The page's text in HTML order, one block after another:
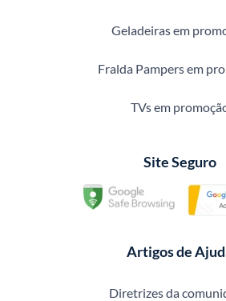
Geladeiras em
Fralda Pampers em
TVs em
Site Seguro
Artigos de
Diretrizes da